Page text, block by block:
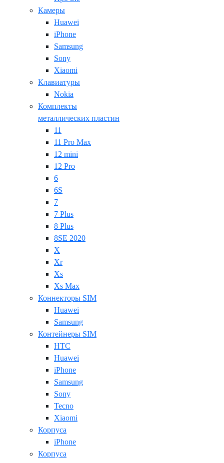
Камеры
Huawei
iPhone
Samsung
Sony
Xiaomi
Клавиатуры
Nokia
Комплекты
металлических пластин
11
11 Pro Max
12 mini
12 Pro
6
6S
7
7 Plus
8 Plus
8SE 2020
X
Xr
Xs
Xs Max
Коннекторы SIM
Huawei
Samsung
Контейнеры SIM
HTC
Huawei
iPhone
Samsung
Sony
Tecno
Xiaomi
Корпуса
iPhone
Корпуса